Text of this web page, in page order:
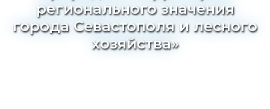
регионального значения
города Севастополя и лесного
хозяйства»